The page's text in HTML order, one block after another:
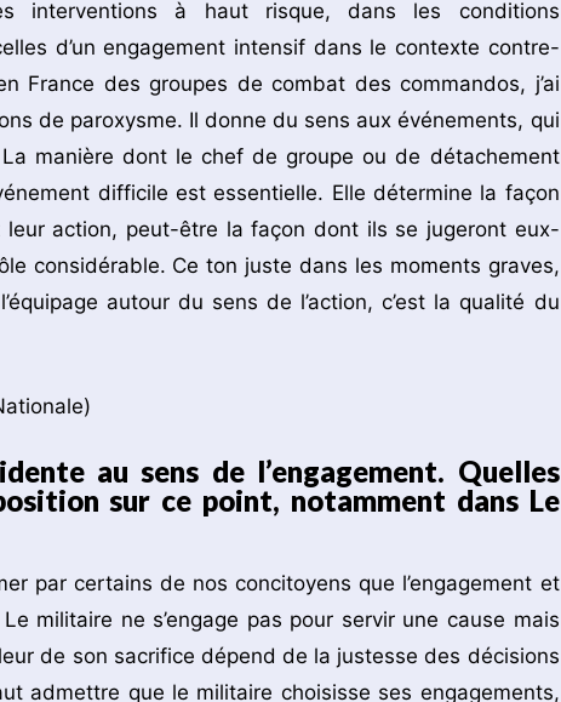
interventions à haut risque, dans les conditions
d’un engagement intensif dans le contexte contre-
France des groupes de combat des commandos, j’ai
de paroxysme. Il donne du sens aux événements, qui
manière dont le chef de groupe ou de détachement
difficile est essentielle. Elle détermine la façon
action, peut-être la façon dont ils se jugeront eux-
considérable. Ce ton juste dans les moments graves,
autour du sens de l’action, c’est la qualité du
au sens de l’engagement. Quelles
sur ce point, notamment dans Le
par certains de nos concitoyens que l’engagement et
militaire ne s’engage pas pour servir une cause mais
de son sacrifice dépend de la justesse des décisions
admettre que le militaire choisisse ses engagements,